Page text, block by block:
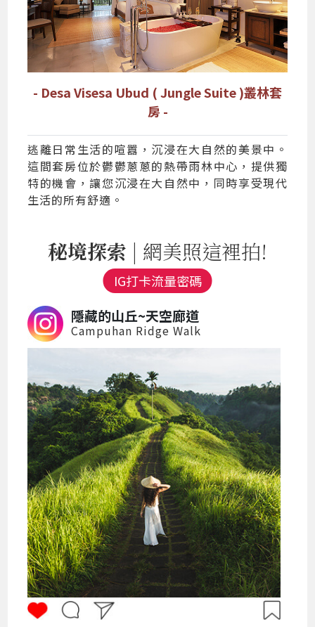
- Desa Visesa Ubud ( Jungle Suite )叢林套
房 -
逃離日常生活的喧囂，沉浸在大自然的美景中。
這間套房位於鬱鬱蔥蔥的熱帶雨林中心，提供獨
特的機會，讓您沉浸在大自然中，同時享受現代
生活的所有舒適。
秘境探索 | 網美照這裡拍!
IG打卡流量密碼
隱藏的山丘~天空廊道
Campuhan Ridge Walk